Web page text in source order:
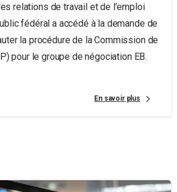
relations de travail et de l’emploi
fédéral a accédé à la demande de
la procédure de la Commission de
pour le groupe de négociation EB.
En savoir plus